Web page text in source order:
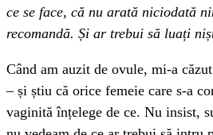
ce se face, că nu arată niciodată
recomandă. Și ar trebui să luați
Când am auzit de ovule, mi-a
– și știu că orice femeie care s-a
vaginită înțelege de ce. Nu insist,